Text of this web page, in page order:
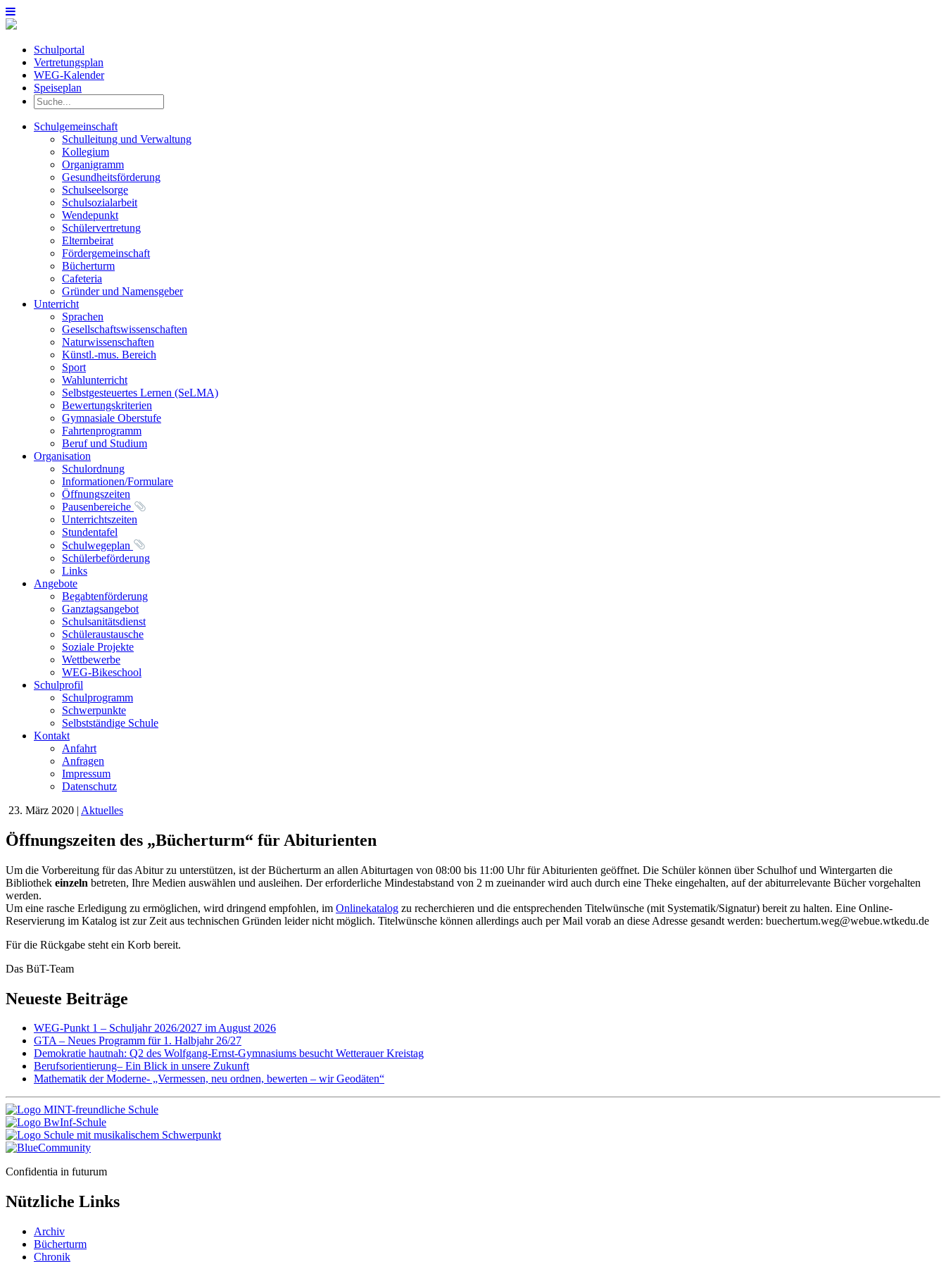
Schulportal
Vertretungsplan
WEG-Kalender
Speiseplan
Schulgemeinschaft
Schulleitung und Verwaltung
Kollegium
Organigramm
Gesundheitsförderung
Schulseelsorge
Schulsozialarbeit
Wendepunkt
Schülervertretung
Elternbeirat
Fördergemeinschaft
Bücherturm
Cafeteria
Gründer und Namensgeber
Unterricht
Sprachen
Gesellschaftswissenschaften
Naturwissenschaften
Künstl.-mus. Bereich
Sport
Wahlunterricht
Selbstgesteuertes Lernen (SeLMA)
Bewertungskriterien
Gymnasiale Oberstufe
Fahrtenprogramm
Beruf und Studium
Organisation
Schulordnung
Informationen/Formulare
Öffnungszeiten
Pausenbereiche
Unterrichtszeiten
Stundentafel
Schulwegeplan
Schülerbeförderung
Links
Angebote
Begabtenförderung
Ganztagsangebot
Schulsanitätsdienst
Schüleraustausche
Soziale Projekte
Wettbewerbe
WEG-Bikeschool
Schulprofil
Schulprogramm
Schwerpunkte
Selbstständige Schule
Kontakt
Anfahrt
Anfragen
Impressum
Datenschutz
23. März 2020 | Aktuelles
Öffnungszeiten des „Bücherturm“ für Abiturienten
Um die Vorbereitung für das Abitur zu unterstützen, ist der Bücherturm an allen Abiturtagen von 08:00 bis 11:00 Uhr für Abiturienten geöffnet. Die Schüler können über Schulhof und Wintergarten die
Bibliothek einzeln betreten, Ihre Medien auswählen und ausleihen. Der erforderliche Mindestabstand von 2 m zueinander wird auch durch eine Theke eingehalten, auf der abiturrelevante Bücher vorgehalten
werden.
Um eine rasche Erledigung zu ermöglichen, wird dringend empfohlen, im Onlinekatalog zu recherchieren und die entsprechenden Titelwünsche (mit Systematik/Signatur) bereit zu halten. Eine Online-
Reservierung im Katalog ist zur Zeit aus technischen Gründen leider nicht möglich. Titelwünsche können allerdings auch per Mail vorab an diese Adresse gesandt werden: buechertum.weg@webue.wtkedu.de
Für die Rückgabe steht ein Korb bereit.
Das BüT-Team
Neueste Beiträge
WEG-Punkt 1 – Schuljahr 2026/2027 im August 2026
GTA – Neues Programm für 1. Halbjahr 26/27
Demokratie hautnah: Q2 des Wolfgang-Ernst-Gymnasiums besucht Wetterauer Kreistag
Berufsorientierung– Ein Blick in unsere Zukunft
Mathematik der Moderne- „Vermessen, neu ordnen, bewerten – wir Geodäten“
Confidentia in futurum
Nützliche Links
Archiv
Bücherturm
Chronik